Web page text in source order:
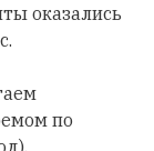
оказались
по